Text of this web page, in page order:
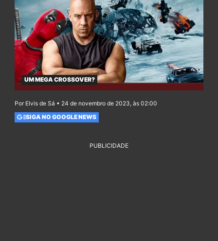
UM MEGA CROSSOVER?
Por Elvis de Sá • 24 de novembro de 2023, às 02:00
SIGA NO GOOGLE NEWS
PUBLICIDADE